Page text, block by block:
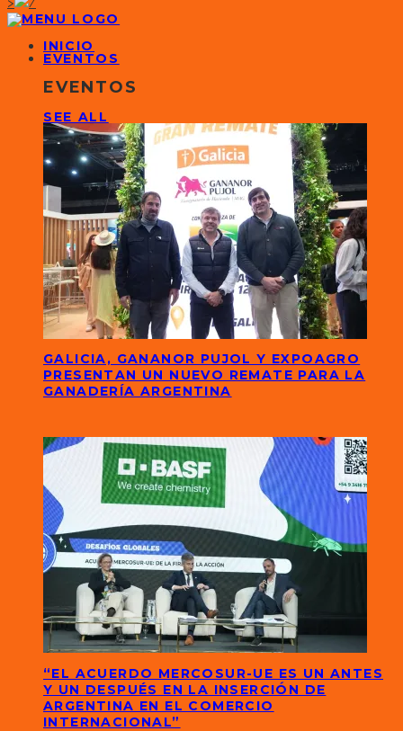
INICIO
EVENTOS
EVENTOS
SEE ALL
GALICIA, GANANOR PUJOL Y EXPOAGRO
PRESENTAN UN NUEVO REMATE PARA LA
GANADERÍA ARGENTINA
“EL ACUERDO MERCOSUR-UE ES UN ANTES
Y UN DESPUÉS EN LA INSERCIÓN DE
ARGENTINA EN EL COMERCIO
INTERNACIONAL”